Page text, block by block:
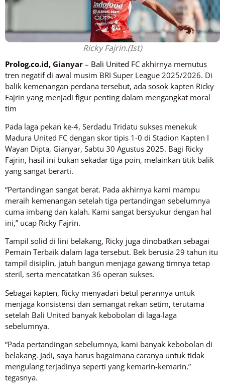
Ricky Fajrin.(Ist)
Prolog.co.id, Gianyar – Bali United FC akhirnya memutus
tren negatif di awal musim BRI Super League 2025/2026. Di
balik kemenangan perdana tersebut, ada sosok kapten Ricky
Fajrin yang menjadi figur penting dalam mengangkat moral
tim
Pada laga pekan ke-4, Serdadu Tridatu sukses menekuk
Madura United FC dengan skor tipis 1-0 di Stadion Kapten I
Wayan Dipta, Gianyar, Sabtu 30 Agustus 2025. Bagi Ricky
Fajrin, hasil ini bukan sekadar tiga poin, melainkan titik balik
yang sangat berarti.
“Pertandingan sangat berat. Pada akhirnya kami mampu
meraih kemenangan setelah tiga pertandingan sebelumnya
cuma imbang dan kalah. Kami sangat bersyukur dengan hal
ini,” ucap Ricky Fajrin.
Tampil solid di lini belakang, Ricky juga dinobatkan sebagai
Pemain Terbaik dalam laga tersebut. Bek berusia 29 tahun itu
tampil disiplin, jatuh bangun menjaga gawang timnya tetap
steril, serta mencatatkan 36 operan sukses.
Sebagai kapten, Ricky menyadari betul perannya untuk
menjaga konsistensi dan semangat rekan setim, terutama
setelah Bali United banyak kebobolan di laga-laga
sebelumnya.
“Pada pertandingan sebelumnya, kami banyak kebobolan di
belakang. Jadi, saya harus bagaimana caranya untuk tidak
mengulang terjadinya seperti yang kemarin-kemarin,”
tegasnya.